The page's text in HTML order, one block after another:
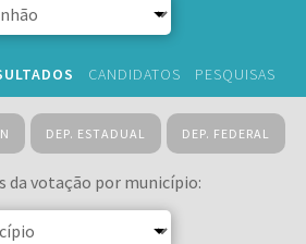
CANDIDATOS PESQUISAS
DEP. ESTADUAL DEP. FEDERAL
da votação por município: